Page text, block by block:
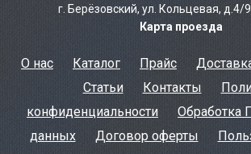
г. Берёзовcкий,ул. Кольцевая, д.4/9
Карта проезда
О нас Каталог Прайс
Статьи
Контакты
конфиденциальности
Обработка
данных
Договор оферты